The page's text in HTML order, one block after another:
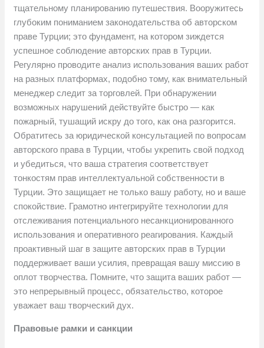
тщательному планированию путешествия. Вооружитесь
глубоким пониманием законодательства об авторском
праве Турции; это фундамент, на котором зиждется
успешное соблюдение авторских прав в Турции.
Регулярно проводите анализ использования ваших работ
на разных платформах, подобно тому, как внимательный
менеджер следит за торговлей. При обнаружении
возможных нарушений действуйте быстро — как
пожарный, тушащий искру до того, как она разгорится.
Обратитесь за юридической консультацией по вопросам
авторского права в Турции, чтобы укрепить свой подход
и убедиться, что ваша стратегия соответствует
тонкостям прав интеллектуальной собственности в
Турции. Это защищает не только вашу работу, но и ваше
спокойствие. Грамотно интегрируйте технологии для
отслеживания потенциального несанкционированного
использования и оперативного реагирования. Каждый
проактивный шаг в защите авторских прав в Турции
поддерживает ваши усилия, превращая вашу миссию в
оплот творчества. Помните, что защита ваших работ —
это непрерывный процесс, обязательство, которое
уважает ваш творческий дух.
Правовые рамки и санкции